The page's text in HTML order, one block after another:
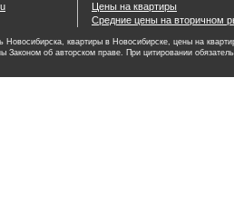
Цены на квартиры
Средние цены на вторичном
квартиры в Новосибирске, цены на
Законом об авторском праве. При цитировании